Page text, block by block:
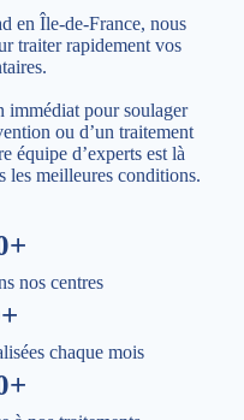
en Île-de-France, nous
traiter rapidement vos
immédiat pour soulager
ou d’un traitement
équipe d’experts est là
les meilleures conditions.
nos centres
chaque mois